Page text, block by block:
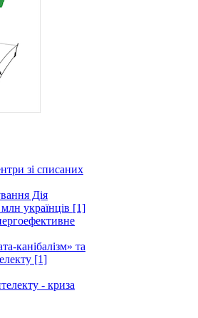
зі списаних
Дія
українців [1]
канібалізм» та
[1]
- криза